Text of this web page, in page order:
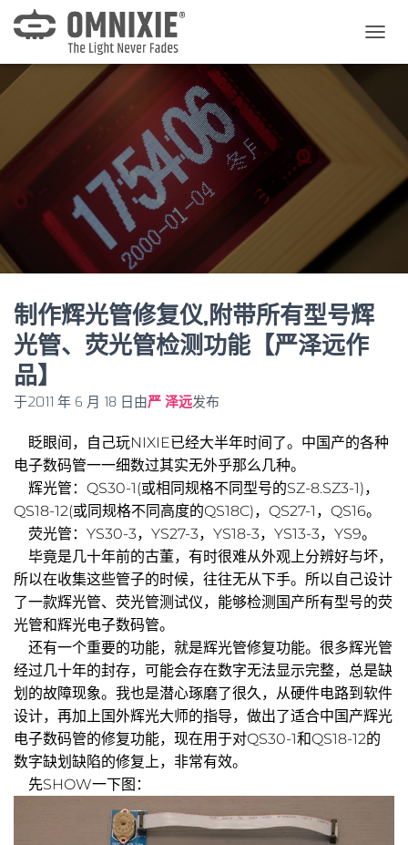
换
制作辉光管修复仪,附带所有型号辉
光管、荧光管检测功能【严泽远作
品】
于2011 年 6 月 18 日 由严 泽远发布
眨眼间，自己玩NIXIE已经大半年时间了。中国产的各种
电子数码管一一细数过其实无外乎那么几种。
辉光管：QS30-1(或相同规格不同型号的SZ-8.SZ3-1)，
QS18-12(或同规格不同高度的QS18C)，QS27-1，QS16。
荧光管：YS30-3，YS27-3，YS18-3，YS13-3，YS9。
毕竟是几十年前的古董，有时很难从外观上分辨好与坏，
所以在收集这些管子的时候，往往无从下手。所以自己设计
了一款辉光管、荧光管测试仪，能够检测国产所有型号的荧
光管和辉光电子数码管。
还有一个重要的功能，就是辉光管修复功能。很多辉光管
经过几十年的封存，可能会存在数字无法显示完整，总是缺
划的故障现象。我也是潜心琢磨了很久，从硬件电路到软件
设计，再加上国外辉光大师的指导，做出了适合中国产辉光
电子数码管的修复功能，现在用于对QS30-1和QS18-12的
数字缺划缺陷的修复上，非常有效。
先SHOW一下图：